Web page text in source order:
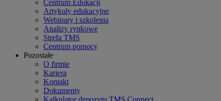
Centrum Edukacji
Artykuły edukacyjne
Webinary i szkolenia
Analizy rynkowe
Strefa TMS
Centrum pomocy
Pozostałe
O firmie
Kariera
Kontakt
Dokumenty